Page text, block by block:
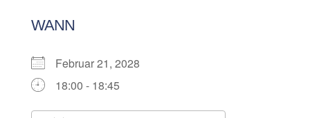
WANN
Februar 21, 2028
18:00 - 18:45